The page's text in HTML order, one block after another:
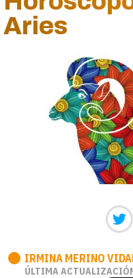
Aries
IRMINA MERINO
ÚLTIMA